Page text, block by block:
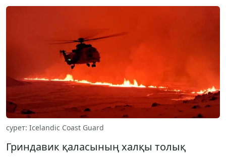
сурет: Icelandic Coast Guard
Гриндавик қаласының халқы толық